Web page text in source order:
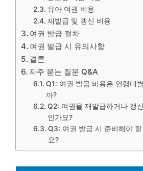
유아 여권 비용
재발급 및 갱신 비용
여권 발급 절차
여권 발급 시 유의사항
결론
자주 묻는 질문 Q&A
Q1: 여권 발급 비용은 연령대
까?
Q2: 여권을 재발급하거나 갱
인가요?
Q3: 여권 발급 시 준비해야
요?